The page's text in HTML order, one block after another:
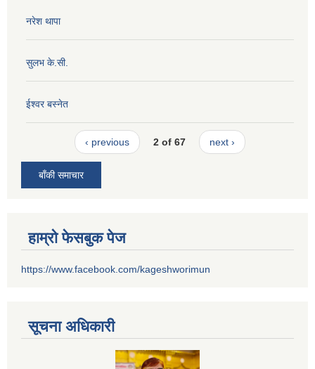
नरेश थापा
सुलभ के.सी.
ईश्वर बस्नेत
‹ previous 2 of 67 next ›
बाँकी समाचार
हाम्रो फेसबुक पेज
https://www.facebook.com/kageshworimun
सूचना अधिकारी